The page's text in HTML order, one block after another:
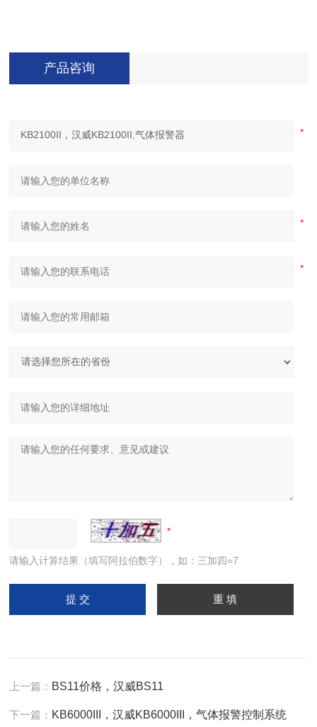
产品咨询
请输入计算结果（填写阿拉伯数字），如：三加四=7
上一篇： BS11价格，汉威BS11
下一篇： KB6000III，汉威KB6000III，气体报警控制系统